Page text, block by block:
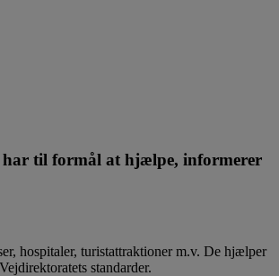
har til formål at hjælpe, informerer
hospitaler, turistattraktioner m.v. De hjælper
standarder.